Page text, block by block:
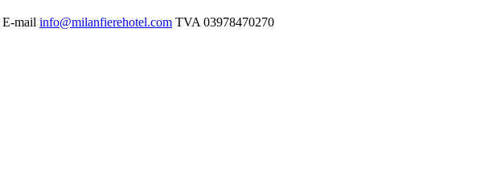
E-mail info@milanfierehotel.com TVA 03978470270